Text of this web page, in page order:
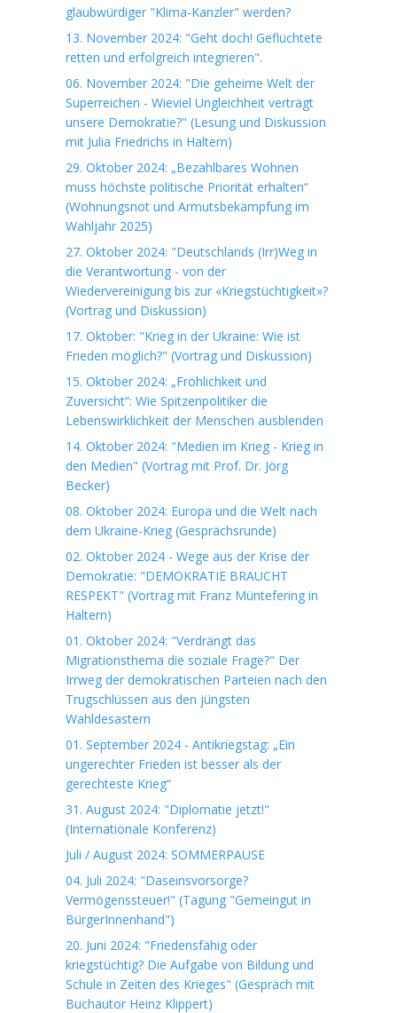
glaubwürdiger "Klima-Kanzler" werden?
13. November 2024: "Geht doch! Geflüchtete
retten und erfolgreich integrieren".
06. November 2024: "Die geheime Welt der
Superreichen - Wieviel Ungleichheit verträgt
unsere Demokratie?" (Lesung und Diskussion
mit Julia Friedrichs in Haltern)
29. Oktober 2024: „Bezahlbares Wohnen
muss höchste politische Priorität erhalten“
(Wohnungsnot und Armutsbekämpfung im
Wahljahr 2025)
27. Oktober 2024: "Deutschlands (Irr)Weg in
die Verantwortung - von der
Wiedervereinigung bis zur «Kriegstüchtigkeit»?
(Vortrag und Diskussion)
17. Oktober: "Krieg in der Ukraine: Wie ist
Frieden möglich?" (Vortrag und Diskussion)
15. Oktober 2024: „Fröhlichkeit und
Zuversicht“: Wie Spitzenpolitiker die
Lebenswirklichkeit der Menschen ausblenden
14. Oktober 2024: "Medien im Krieg - Krieg in
den Medien" (Vortrag mit Prof. Dr. Jörg
Becker)
08. Oktober 2024: Europa und die Welt nach
dem Ukraine-Krieg (Gesprächsrunde)
02. Oktober 2024 - Wege aus der Krise der
Demokratie: "DEMOKRATIE BRAUCHT
RESPEKT" (Vortrag mit Franz Müntefering in
Haltern)
01. Oktober 2024: "Verdrängt das
Migrationsthema die soziale Frage?" Der
Irrweg der demokratischen Parteien nach den
Trugschlüssen aus den jüngsten
Wahldesastern
01. September 2024 - Antikriegstag: „Ein
ungerechter Frieden ist besser als der
gerechteste Krieg“
31. August 2024: "Diplomatie jetzt!"
(Internationale Konferenz)
Juli / August 2024: SOMMERPAUSE
04. Juli 2024: "Daseinsvorsorge?
Vermögenssteuer!" (Tagung "Gemeingut in
BürgerInnenhand")
20. Juni 2024: "Friedensfähig oder
kriegstüchtig? Die Aufgabe von Bildung und
Schule in Zeiten des Krieges" (Gespräch mit
Buchautor Heinz Klippert)